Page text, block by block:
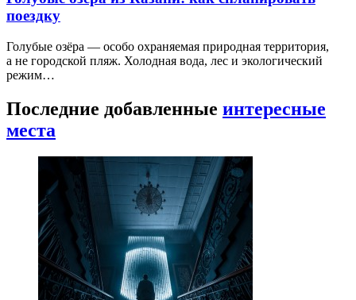
поездку
Голубые озёра — особо охраняемая природная территория,
а не городской пляж. Холодная вода, лес и экологический
режим…
Последние добавленные интересные
места